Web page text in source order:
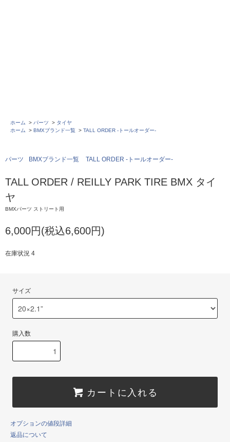
ホーム > パーツ > タイヤ
ホーム
> BMXブランド一覧 > TALL ORDER -トールオーダー-
パーツ BMXブランド一覧 TALL ORDER -トールオーダー-
TALL ORDER / REILLY PARK TIRE BMX タイ
ヤ
BMXパーツ ストリート用
6,000円(税込6,600円)
在庫状況 4
サイズ
購入数
カートに入れる
オプションの値段詳細
返品について